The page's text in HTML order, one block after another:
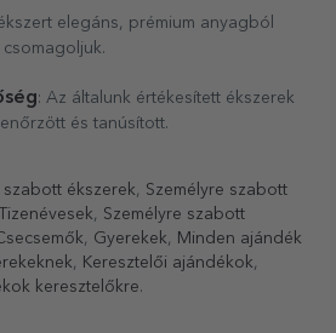
elegáns, prémium anyagból
: Az általunk értékesített ékszerek
és tanúsított.
szabott ékszerek, Személyre szabott
Tizenévesek, Személyre szabott
, Gyerekek, Minden ajándék
, Keresztelői ajándékok,
keresztelőkre.